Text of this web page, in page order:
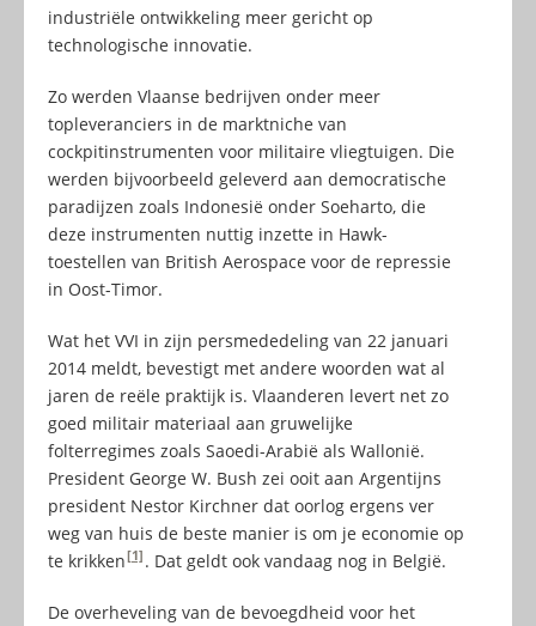
industriële ontwikkeling meer gericht op
technologische innovatie.
Zo werden Vlaanse bedrijven onder meer
topleveranciers in de marktniche van
cockpitinstrumenten voor militaire vliegtuigen. Die
werden bijvoorbeeld geleverd aan democratische
paradijzen zoals Indonesië onder Soeharto, die
deze instrumenten nuttig inzette in Hawk-
toestellen van British Aerospace voor de repressie
in Oost-Timor.
Wat het VVI in zijn persmededeling van 22 januari
2014 meldt, bevestigt met andere woorden wat al
jaren de reële praktijk is. Vlaanderen levert net zo
goed militair materiaal aan gruwelijke
folterregimes zoals Saoedi-Arabië als Wallonië.
President George W. Bush zei ooit aan Argentijns
president Nestor Kirchner dat oorlog ergens ver
weg van huis de beste manier is om je economie op
te krikken[1] . Dat geldt ook vandaag nog in België.
De overheveling van de bevoegdheid voor het